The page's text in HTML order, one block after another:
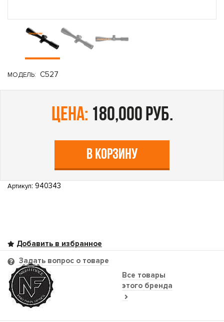
МОДЕЛЬ: C527
цена: 180,000 руб.
В КОРЗИНУ
Артикул: 940343
Все товары
этого бренда
Задать вопрос о товаре